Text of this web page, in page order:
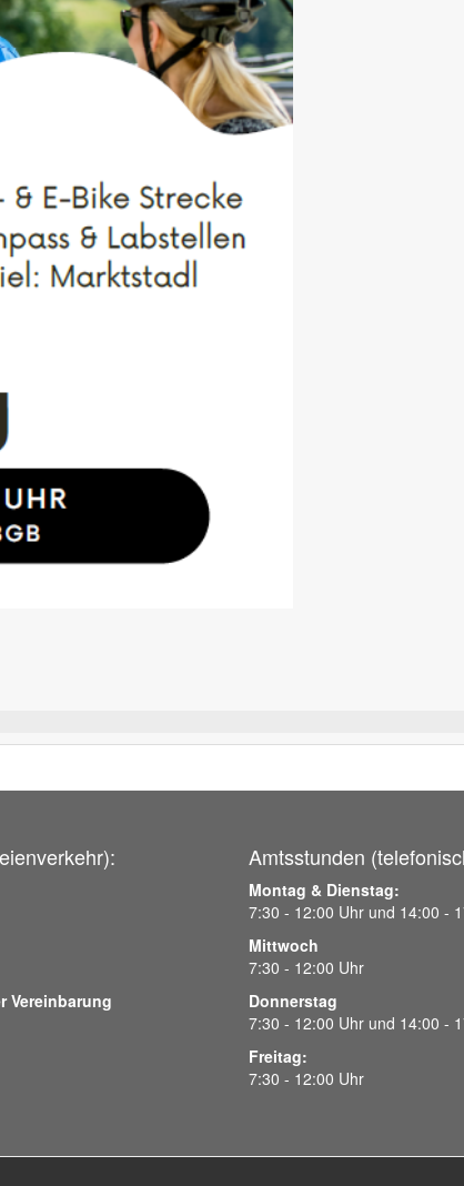
Vereinbarung
Amtsstunden
Montag & Dienstag:
7:30 - 12:00 Uhr und 14:00 -
Mittwoch
7:30 - 12:00 Uhr
Donnerstag
7:30 - 12:00 Uhr und 14:00 -
Freitag:
7:30 - 12:00 Uhr